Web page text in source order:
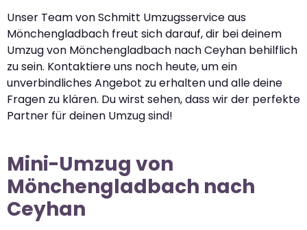
Unser Team von Schmitt Umzugsservice aus
Mönchengladbach freut sich darauf, dir bei deinem
Umzug von Mönchengladbach nach Ceyhan behilflich
zu sein. Kontaktiere uns noch heute, um ein
unverbindliches Angebot zu erhalten und alle deine
Fragen zu klären. Du wirst sehen, dass wir der perfekte
Partner für deinen Umzug sind!
Mini-Umzug von
Mönchengladbach nach
Ceyhan